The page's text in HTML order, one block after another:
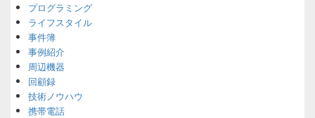
プログラミング
ライフスタイル
事件簿
事例紹介
周辺機器
回顧録
技術ノウハウ
携帯電話